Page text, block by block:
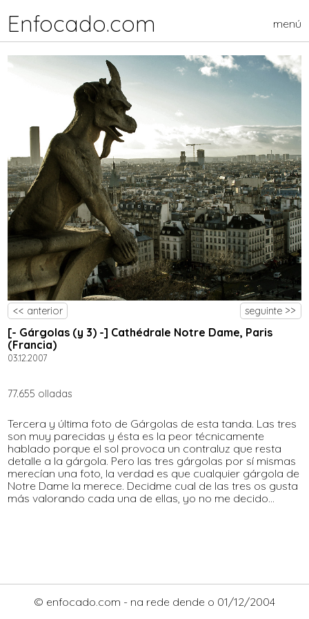
Enfocado.com menú
<< anterior seguinte >>
[- Gárgolas (y 3) -] Cathédrale Notre Dame, Paris
(Francia)
03.12.2007
77.655 olladas
Tercera y última foto de Gárgolas de esta tanda. Las tres
son muy parecidas y ésta es la peor técnicamente
hablado porque el sol provoca un contraluz que resta
detalle a la gárgola. Pero las tres gárgolas por sí mismas
merecían una foto, la verdad es que cualquier gárgola de
Notre Dame la merece. Decidme cual de las tres os gusta
más valorando cada una de ellas, yo no me decido...
© enfocado.com - na rede dende o 01/12/2004